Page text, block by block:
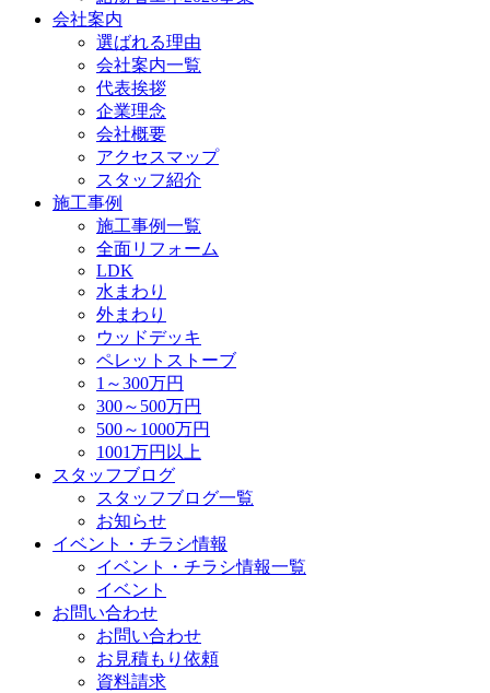
会社案内
選ばれる理由
会社案内一覧
代表挨拶
企業理念
会社概要
アクセスマップ
スタッフ紹介
施工事例
施工事例一覧
全面リフォーム
LDK
水まわり
外まわり
ウッドデッキ
ペレットストーブ
1～300万円
300～500万円
500～1000万円
1001万円以上
スタッフブログ
スタッフブログ一覧
お知らせ
イベント・チラシ情報
イベント・チラシ情報一覧
イベント
お問い合わせ
お問い合わせ
お見積もり依頼
資料請求